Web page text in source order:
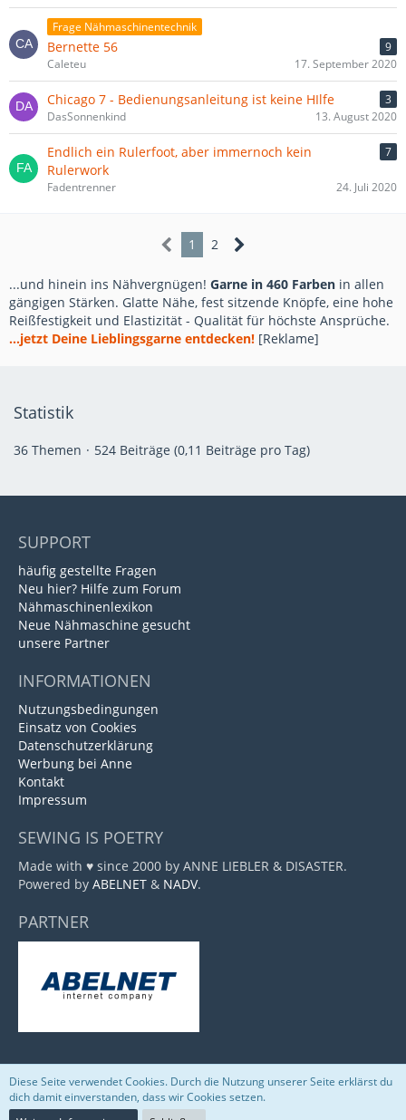
Frage Nähmaschinentechnik
Bernette 56
9
Caleteu
17. September 2020
Chicago 7 - Bedienungsanleitung ist keine HIlfe
3
DasSonnenkind
13. August 2020
Endlich ein Rulerfoot, aber immernoch kein
Rulerwork
7
Fadentrenner 24. Juli 2020
1 2
...und hinein ins Nähvergnügen! Garne in 460 Farben in allen
gängigen Stärken. Glatte Nähe, fest sitzende Knöpfe, eine hohe
Reißfestigkeit und Elastizität - Qualität für höchste Ansprüche.
...jetzt Deine Lieblingsgarne entdecken! [Reklame]
Statistik
36 Themen 524 Beiträge (0,11 Beiträge pro Tag)
SUPPORT
häufig gestellte Fragen
Neu hier? Hilfe zum Forum
Nähmaschinenlexikon
Neue Nähmaschine gesucht
unsere Partner
INFORMATIONEN
Nutzungsbedingungen
Einsatz von Cookies
Datenschutzerklärung
Werbung bei Anne
Kontakt
Impressum
SEWING IS POETRY
Made with ♥ since 2000 by ANNE LIEBLER & DISASTER.
Powered by ABELNET & NADV.
PARTNER
Community-Software:WoltLab Suite™
Diese Seite verwendet Cookies. Durch die Nutzung unserer Seite erklärst du
dich damit einverstanden, dass wir Cookies setzen.